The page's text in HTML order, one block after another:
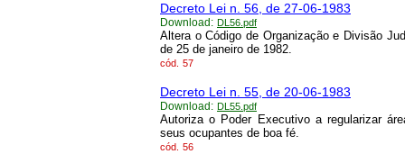
Decreto Lei n. 56, de 27-06-1983
Download: DL56.pdf
Altera o Código de Organização e Divisão
de 25 de janeiro de 1982.
cód. 57
Decreto Lei n. 55, de 20-06-1983
Download: DL55.pdf
Autoriza o Poder Executivo a regularizar
seus ocupantes de boa fé.
cód. 56